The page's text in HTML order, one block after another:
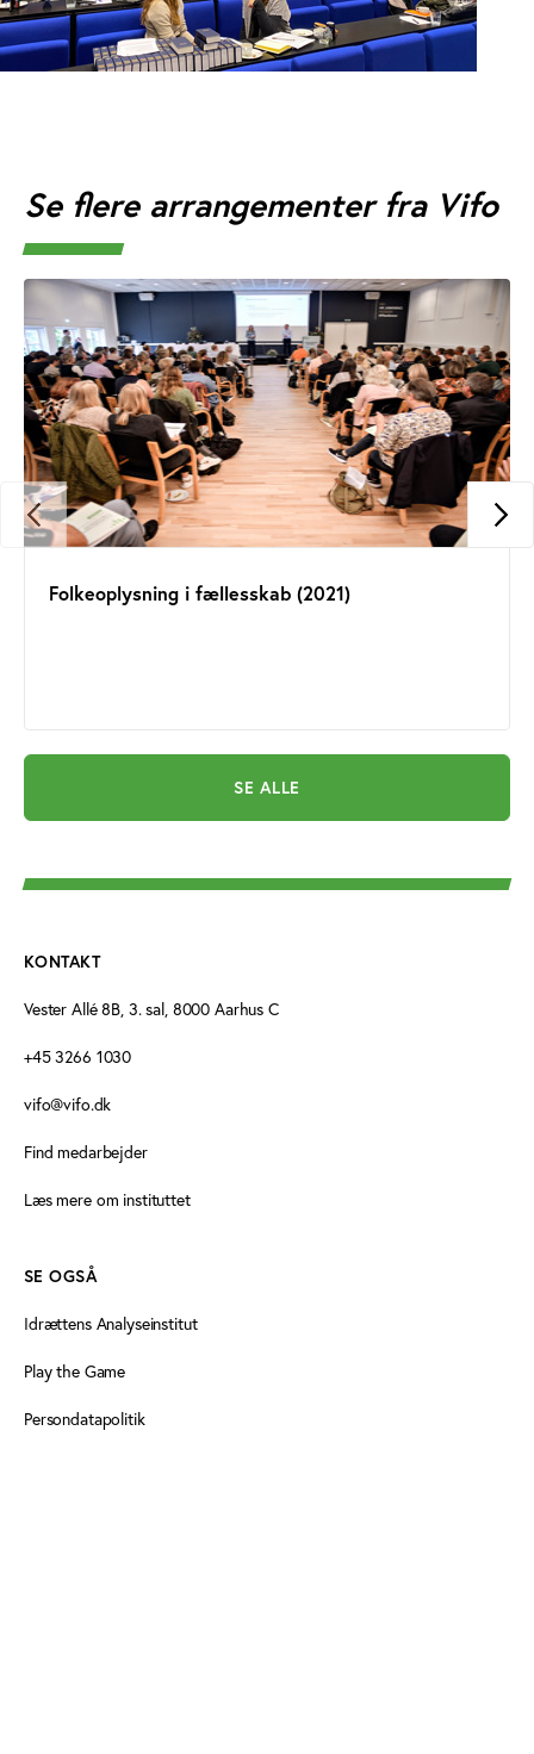
Se flere arrangementer fra Vifo
Folkeoplysning i fællesskab (2021)
SE ALLE
KONTAKT
Vester Allé 8B, 3. sal, 8000 Aarhus C
+45 3266 1030
vifo@vifo.dk
Find medarbejder
Læs mere om instituttet
SE OGSÅ
Idrættens Analyseinstitut
Play the Game
Persondatapolitik